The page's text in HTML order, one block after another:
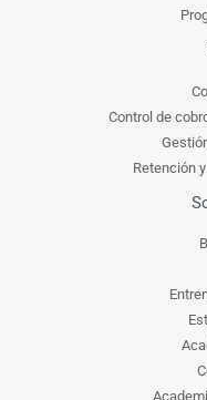
Control de
Retención